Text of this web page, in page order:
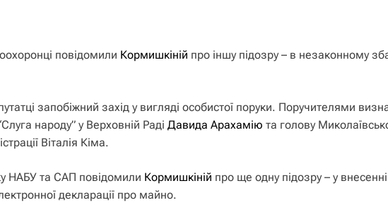
повідомили Кормишкіній про іншу підозру – в незаконному
запобіжний захід у вигляді особистої поруки. Поручителями
народу” у Верховній Раді Давида Арахамію та голову
Віталія Кіма.
НАБУ та САП повідомили Кормишкіній про ще одну підозру – у внесенні
декларації про майно.